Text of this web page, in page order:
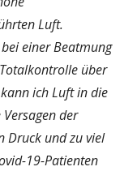
Luft.
einer Beatmung
über
ich Luft in die
der
Druck und zu viel
19-Patienten